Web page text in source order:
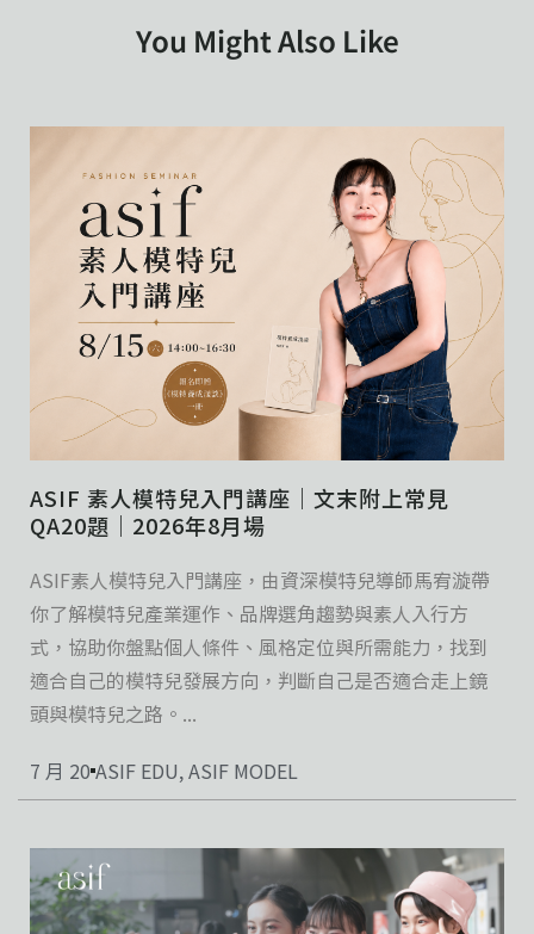
You Might Also Like
ASIF 素人模特兒入門講座｜文末附上常見
QA20題｜2026年8月場
ASIF素人模特兒入門講座，由資深模特兒導師馬宥漩帶
你了解模特兒產業運作、品牌選角趨勢與素人入行方
式，協助你盤點個人條件、風格定位與所需能力，找到
適合自己的模特兒發展方向，判斷自己是否適合走上鏡
頭與模特兒之路。...
7 月 20 ASIF EDU,ASIF MODEL